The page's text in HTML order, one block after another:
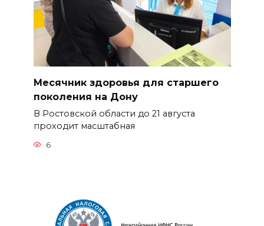
Месячник здоровья для старшего
поколения на Дону
В Ростовской области до 21 августа
проходит масштабная
6